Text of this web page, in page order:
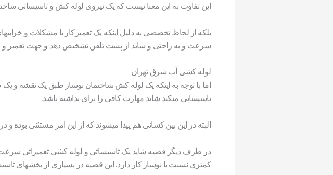
این تفاوت به این معنا نیست که یک نیروی لوله کش و تاسیساتی
بلکه از لحاظ تخصصی به دلیل اینکه یک تعمیرکار با مشکلات و
سرعت و به راحتی و شاید از پشت تلفن تشخیص دهد و جهت تعمیر و
لوله کشی آب شرق تهران
اما با توجه به اینکه یک لوله کش ساختمان نوساز طبق یک نقشه و
تاسیساتی میکند شاید مهارت کافی را برای نداشته باشد.
البته در این بین کسانی هم پیدا میشوند که از این امر مستثنی
در طرف دیگر قضیه شاید یک تاسیساتی و لوله کشی تعمیراتی سرعت
کمتری نسبت با نوساز کار دارد. این قضیه در بسیاری از بخشهای